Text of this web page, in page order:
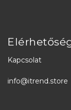
Kapcsolat
info@itrend.store